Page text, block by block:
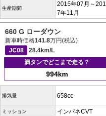
生産期間
2015年07月～201
7年11月
660 G ローダウン
新車時価格141.8万円(税込)
JC08
28.4km/L
満タンでどこまで走る？
994km
排気量 658cc
ミッション インパネCVT